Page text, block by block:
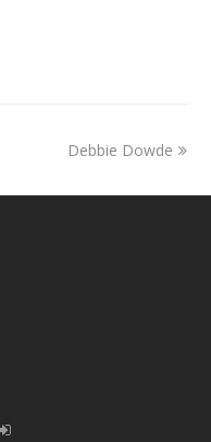
Debbie Dowde